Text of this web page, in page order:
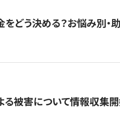
どう決める？お悩み別・
る被害について情報収集